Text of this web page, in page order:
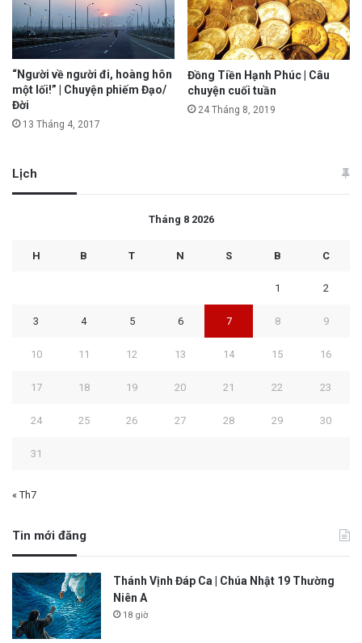
“Người về người đi, hoàng hôn
một lối!” | Chuyện phiếm Đạo/
Đời
13 Tháng 4, 2017
Đồng Tiền Hạnh Phúc | Câu
chuyện cuối tuần
24 Tháng 8, 2019
Lịch
Tháng 8 2026
H B T N S B C
1 2
3 4 5 6 7 8 9
10 11 12 13 14 15 16
17 18 19 20 21 22 23
24 25 26 27 28 29 30
31
« Th7
Tin mới đăng
Thánh Vịnh Đáp Ca | Chúa Nhật 19 Thường
Niên A
18 giờ